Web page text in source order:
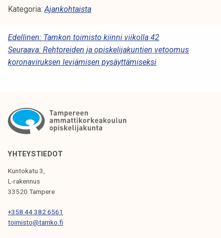
a
o
u
l
i
e
l
i
j
k
Kategoria:Ajankohtaista
A
R
K
L
I
E
S
Edellinen: Tamkon toimisto kiinni viikolla 42
Seuraava: Rehtoreiden ja opiskelijakuntien vetoomus
koronaviruksen leviämisen pysäyttämiseksi
YHTEYSTIEDOT
Kuntokatu 3,
L-rakennus
33520 Tampere
+358 44 382 6561
toimisto@tamko.fi